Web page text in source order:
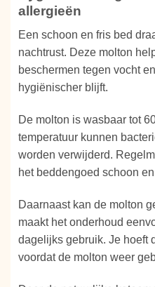
allergieën
Een schoon en fris bed
nachtrust. Deze molton
beschermen tegen vocht
hygiënischer blijft.
De molton is wasbaar tot
temperatuur kunnen
worden verwijderd.
het beddengoed schoon
Daarnaast kan de molton
maakt het onderhoud
dagelijks gebruik. Je hoeft
voordat de molton weer